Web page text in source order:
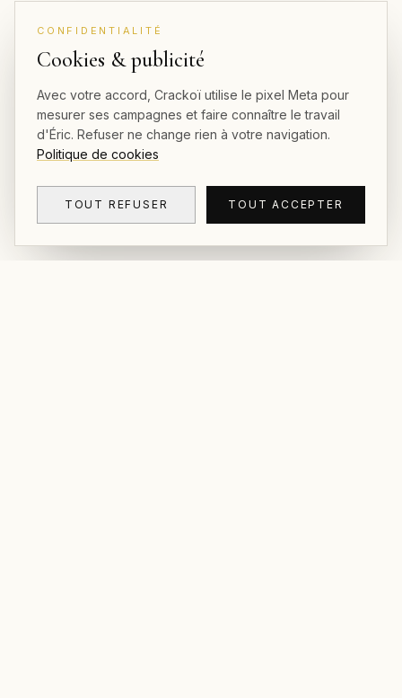
CONFIDENTIALITÉ
Cookies & publicité
Avec votre accord, Crackoï utilise le pixel Meta pour
mesurer ses campagnes et faire connaître le travail
d'Éric. Refuser ne change rien à votre navigation.
Politique de cookies
TOUT REFUSER TOUT ACCEPTER